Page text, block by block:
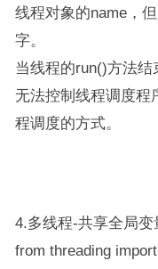
线程对象的name，
字。
当线程的run()方法结
无法控制线程调度程
程调度的方式。
4.多线程-共享全局变
from threading